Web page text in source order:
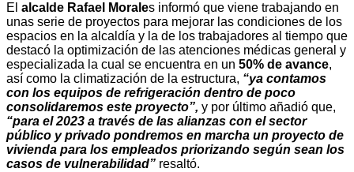
El alcalde Rafael Morales informó que viene trabajando en
unas serie de proyectos para mejorar las condiciones de los
espacios en la alcaldía y la de los trabajadores al tiempo que
destacó la optimización de las atenciones médicas general y
especializada la cual se encuentra en un 50% de avance,
así como la climatización de la estructura, “ya contamos
con los equipos de refrigeración dentro de poco
consolidaremos este proyecto”, y por último añadió que,
“para el 2023 a través de las alianzas con el sector
público y privado pondremos en marcha un proyecto de
vivienda para los empleados priorizando según sean los
casos de vulnerabilidad” resaltó.